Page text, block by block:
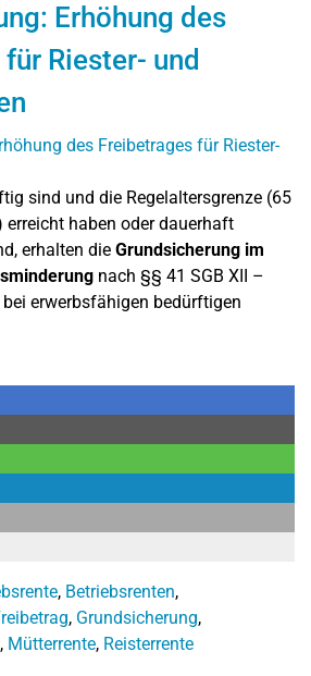
Erhöhung des
Riester- und
sind und die Regelaltersgrenze (65
haben oder dauerhaft
erhalten die Grundsicherung im
nach §§ 41 SGB XII –
erwerbsfähigen bedürftigen
, Betriebsrenten,
, Grundsicherung,
, Mütterrente, Reisterrente